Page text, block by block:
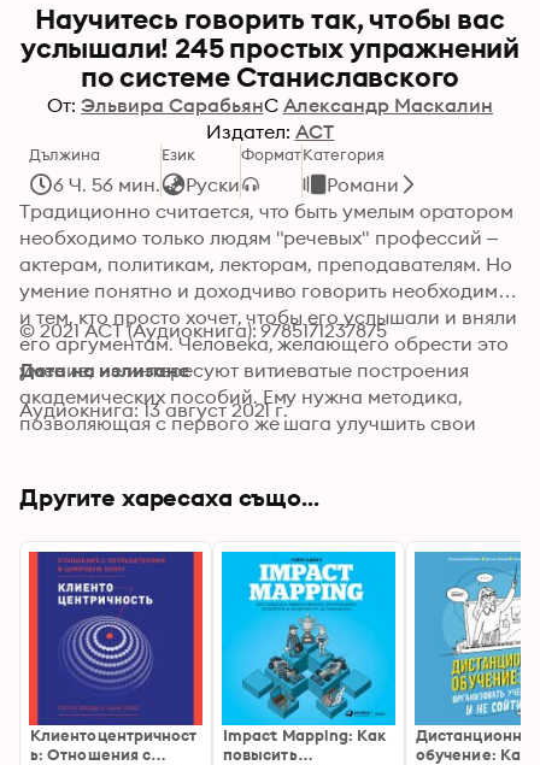
Научитесь говорить так, чтобы вас
услышали! 245 простых упражнений
по системе Станиславского
От: Эльвира СарабьянС Александр Маскалин
Издател: АСТ
Дължина
6 Ч. 56 мин.
Език
Руски
ФорматКатегория
Романи
Традиционно считается, что быть умелым оратором
необходимо только людям "речевых" профессий –
актерам, политикам, лекторам, преподавателям. Но
умение понятно и доходчиво говорить необходимо
и тем, кто просто хочет, чтобы его услышали и вняли
его аргументам. Человека, желающего обрести это
умение, не интересуют витиеватые построения
академических пособий. Ему нужна методика,
позволяющая с первого же шага улучшить свои
проекта настоящего профессио
© 2021 АСТ (Аудиокнига): 9785171237875
Дата на излизане
Аудиокнига: 13 август 2021 г.
Другите харесаха също...
Клиентоцентричност
ь: Отношения с
Impact Mapping: Как
повысить
обучение: Как